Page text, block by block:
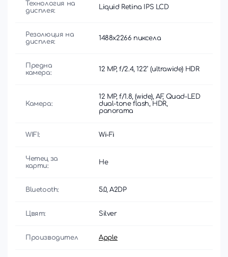
Технология на
дисплея:
Liquid Retina IPS LCD
Резолюция на
дисплея:
1488x2266 пиксела
Предна
камера:
12 MP, f/2.4, 122˚ (ultrawide) HDR
Камера:
12 MP, f/1.8, (wide), AF, Quad-LED
dual-tone flash, HDR,
panorama
WIFI: Wi-Fi
Четец за
карти:
Не
Bluetooth: 5.0, A2DP
Цвят: Silver
Производител Apple